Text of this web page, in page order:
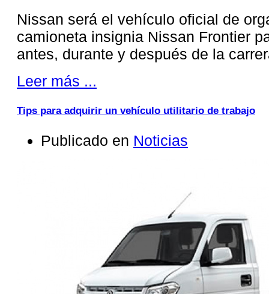
Nissan será el vehículo oficial de
camioneta insignia Nissan Frontier
antes, durante y después de la
Leer más ...
Tips para adquirir un vehículo utilitario de trabajo
Publicado en Noticias